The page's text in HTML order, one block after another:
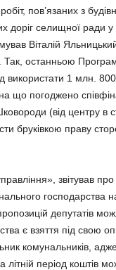
пов’я­за­них з
селищ­ної ради у
Віталій
Так, остан­ньою
вико­рис­тати 1 млн.
що погоджено
(від центру в
бруківкою праву
звіту­вав
госпо­да­рства
депутатів
є взяття під свою
комунальників,
літній період коштів